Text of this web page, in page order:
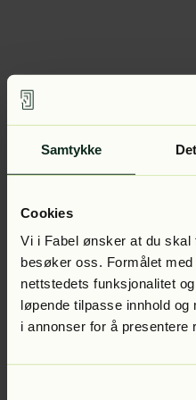
Samtykke
Cookies
Vi i Fabel ønsker at du skal
besøker oss. Formålet
nettstedets funksjonalitet
løpende tilpasse innhold
i annonser for å presentere